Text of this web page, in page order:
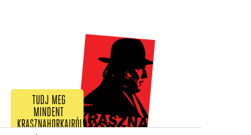
TUDJ MEG
MINDENT
KRASZNAHORKAIRÓL!